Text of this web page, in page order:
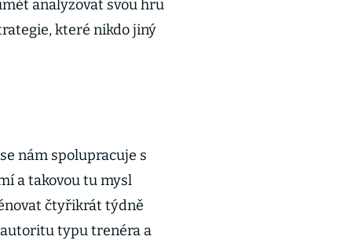
analyzovat svou hru
které nikdo jiný
nám spolupracuje s
a takovou tu mysl
čtyřikrát týdně
typu trenéra a